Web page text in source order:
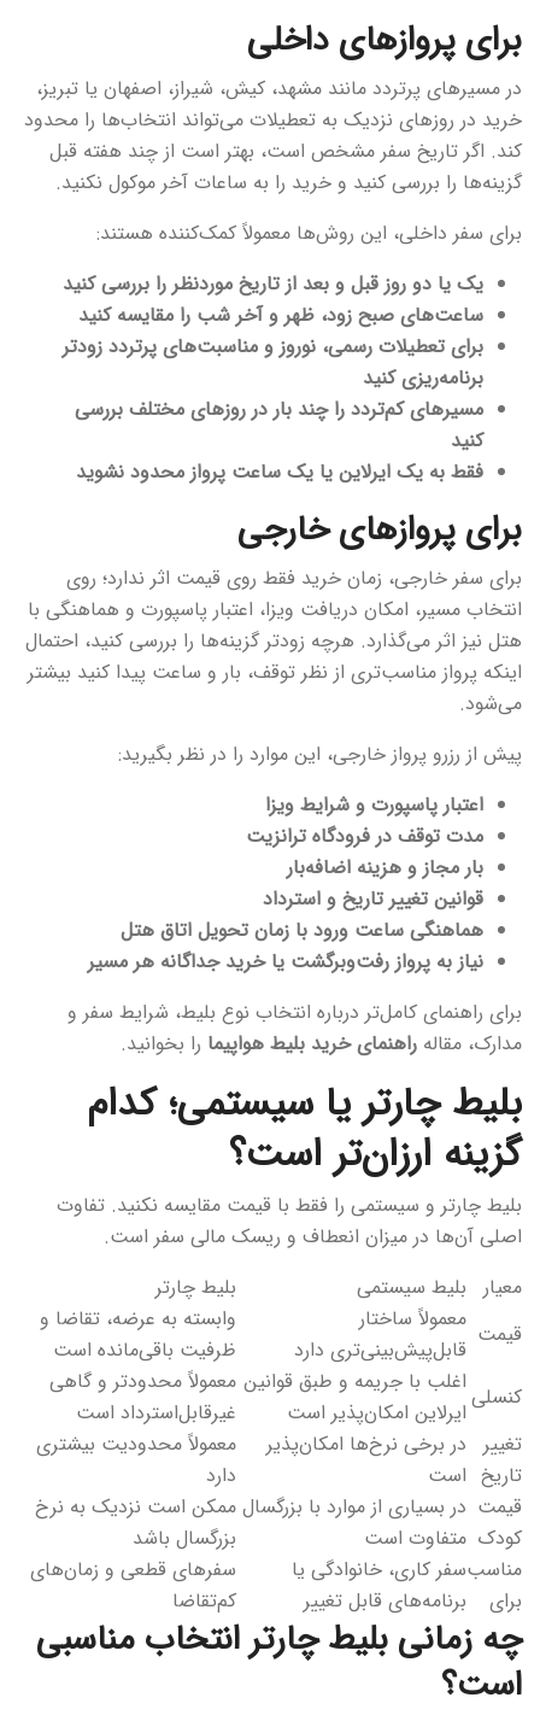
برای پروازهای داخلی
در مسیرهای پرتردد مانند مشهد، کیش، شیراز، اصفهان یا تبریز،
خرید در روزهای نزدیک به تعطیلات می‌تواند انتخاب‌ها را محدود
کند. اگر تاریخ سفر مشخص است، بهتر است از چند هفته قبل
گزینه‌ها را بررسی کنید و خرید را به ساعات آخر موکول نکنید.
برای سفر داخلی، این روش‌ها معمولاً کمک‌کننده هستند:
یک یا دو روز قبل و بعد از تاریخ موردنظر را بررسی کنید
ساعت‌های صبح زود، ظهر و آخر شب را مقایسه کنید
برای تعطیلات رسمی، نوروز و مناسبت‌های پرتردد زودتر
برنامه‌ریزی کنید
مسیرهای کم‌تردد را چند بار در روزهای مختلف بررسی
کنید
فقط به یک ایرلاین یا یک ساعت پرواز محدود نشوید
برای پروازهای خارجی
برای سفر خارجی، زمان خرید فقط روی قیمت اثر ندارد؛ روی
انتخاب مسیر، امکان دریافت ویزا، اعتبار پاسپورت و هماهنگی با
هتل نیز اثر می‌گذارد. هرچه زودتر گزینه‌ها را بررسی کنید، احتمال
اینکه پرواز مناسب‌تری از نظر توقف، بار و ساعت پیدا کنید بیشتر
می‌شود.
پیش از رزرو پرواز خارجی، این موارد را در نظر بگیرید:
اعتبار پاسپورت و شرایط ویزا
مدت توقف در فرودگاه ترانزیت
بار مجاز و هزینه اضافه‌بار
قوانین تغییر تاریخ و استرداد
هماهنگی ساعت ورود با زمان تحویل اتاق هتل
نیاز به پرواز رفت‌وبرگشت یا خرید جداگانه هر مسیر
برای راهنمای کامل‌تر درباره انتخاب نوع بلیط، شرایط سفر و
مدارک، مقاله راهنمای خرید بلیط هواپیما را بخوانید.
بلیط چارتر یا سیستمی؛ کدام
گزینه ارزان‌تر است؟
بلیط چارتر و سیستمی را فقط با قیمت مقایسه نکنید. تفاوت
اصلی آن‌ها در میزان انعطاف و ریسک مالی سفر است.
معیار بلیط سیستمی
بلیط چارتر
قیمت
معمولاً ساختار
قابل‌پیش‌بینی‌تری دارد
وابسته به عرضه، تقاضا و
ظرفیت باقی‌مانده است
کنسلی
اغلب با جریمه و طبق قوانین
ایرلاین امکان‌پذیر است
معمولاً محدودتر و گاهی
غیرقابل‌استرداد است
تغییر
تاریخ
در برخی نرخ‌ها امکان‌پذیر
است
معمولاً محدودیت بیشتری
دارد
قیمت
کودک
در بسیاری از موارد با بزرگسال
متفاوت است
ممکن است نزدیک به نرخ
بزرگسال باشد
مناسب
برای
سفر کاری، خانوادگی یا
برنامه‌های قابل تغییر
سفرهای قطعی و زمان‌های
کم‌تقاضا
چه زمانی بلیط چارتر انتخاب مناسبی
است؟